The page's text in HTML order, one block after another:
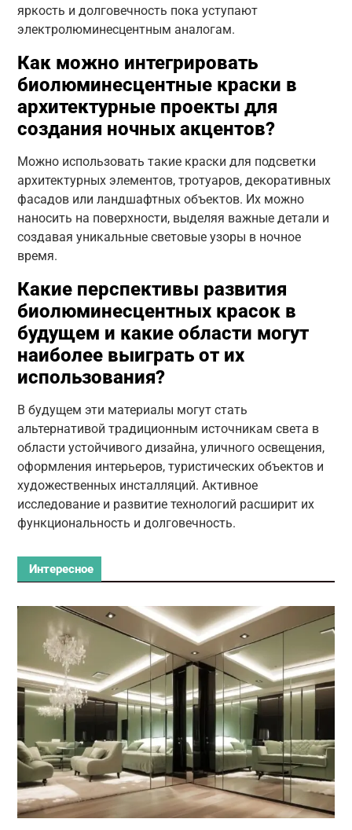
яркость и долговечность пока уступают
электролюминесцентным аналогам.
Как можно интегрировать
биолюминесцентные краски в
архитектурные проекты для
создания ночных акцентов?
Можно использовать такие краски для подсветки
архитектурных элементов, тротуаров, декоративных
фасадов или ландшафтных объектов. Их можно
наносить на поверхности, выделяя важные детали и
создавая уникальные световые узоры в ночное
время.
Какие перспективы развития
биолюминесцентных красок в
будущем и какие области могут
наиболее выиграть от их
использования?
В будущем эти материалы могут стать
альтернативой традиционным источникам света в
области устойчивого дизайна, уличного освещения,
оформления интерьеров, туристических объектов и
художественных инсталляций. Активное
исследование и развитие технологий расширит их
функциональность и долговечность.
Интересное